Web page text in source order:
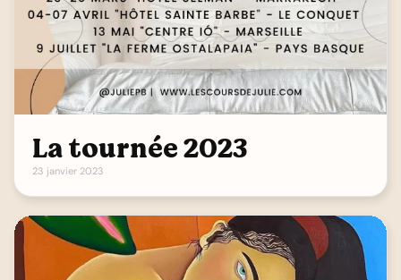
La tournée 2023
23 janvier 2023